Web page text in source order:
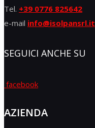
Tel. +39 0776 825642
e-mail info@isolpansrl.it
SEGUICI ANCHE SU
facebook
AZIENDA